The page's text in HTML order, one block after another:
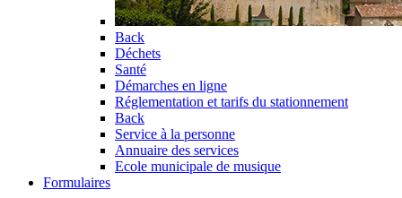
Back
Déchets
Santé
Démarches en ligne
Réglementation et tarifs du stationnement
Back
Service à la personne
Annuaire des services
Ecole municipale de musique
Formulaires